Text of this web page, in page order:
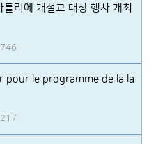
리에 개설교 대상 행사 개최
pour le programme de la la